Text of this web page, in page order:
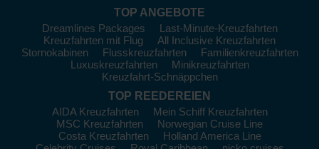
Dieses Naturreservat bietet unglaublich
schöne Landschaften. Besuchen Sie die schwimmenden
Märkte und sehen Sie die unglaublichen Wasserpflanzen im
Glassklares Wasser, während Sie die unberührte Natur
Hier können Sie in die faszinierende Welt der
die Ihnen Einblicke in die Lebensweise der Ureinwohner und
ihre Traditionen geben, während Sie in einer der Kupfer-
TOP ANGEBOTE
Dreamlines Packages
Last-Minute-Kreuzfahrten
Kreuzfahrten mit Flug
All Inclusive Kreuzfahrten
Stornokabinen
Flusskreuzfahrten
Familienkreuzfahrten
Luxuskreuzfahrten
Minikreuzfahrten
Kreuzfahrt-Schnäppchen
TOP REEDEREIEN
AIDA Kreuzfahrten
Mein Schiff Kreuzfahrten
MSC Kreuzfahrten
Norwegian Cruise Line
Costa Kreuzfahrten
Holland America Line